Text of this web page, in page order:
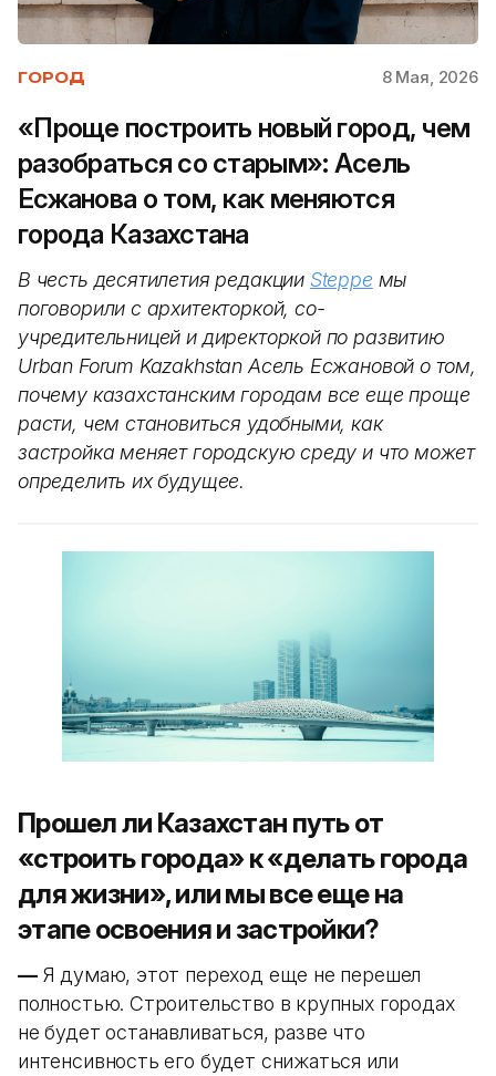
ГОРОД 8 Мая, 2026
«Проще построить новый город, чем
разобраться со старым»: Асель
Есжанова о том, как меняются
города Казахстана
В честь десятилетия редакции Steppe мы
поговорили с архитекторкой, со-
учредительницей и директоркой по развитию
Urban Forum Kazakhstan Асель Есжановой о том,
почему казахстанским городам все еще проще
расти, чем становиться удобными, как
застройка меняет городскую среду и что может
определить их будущее.
Прошел ли Казахстан путь от
«строить города» к «делать города
для жизни», или мы все еще на
этапе освоения и застройки?
—Я думаю, этот переход еще не перешел
полностью. Строительство в крупных городах
не будет останавливаться, разве что
интенсивность его будет снижаться или